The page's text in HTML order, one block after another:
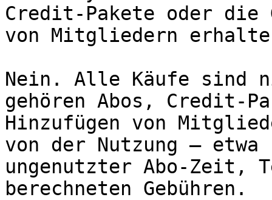
Credit-Pakete oder die
von Mitgliedern
Nein. Alle Käufe sind
gehören Abos, Credit-
Hinzufügen von
von der Nutzung –
ungenutzter Abo-Zeit,
berechneten Gebühren.